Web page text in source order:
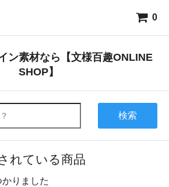
0
ン素材なら【文様百趣ONLINE
SHOP】
検索
れている商品
りました